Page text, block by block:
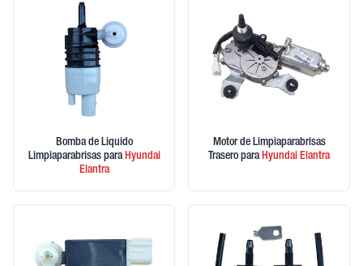
Bomba de Liquido
Limpiaparabrisas paraHyundai
Elantra
Motor de Limpiaparabrisas
Trasero paraHyundai Elantra